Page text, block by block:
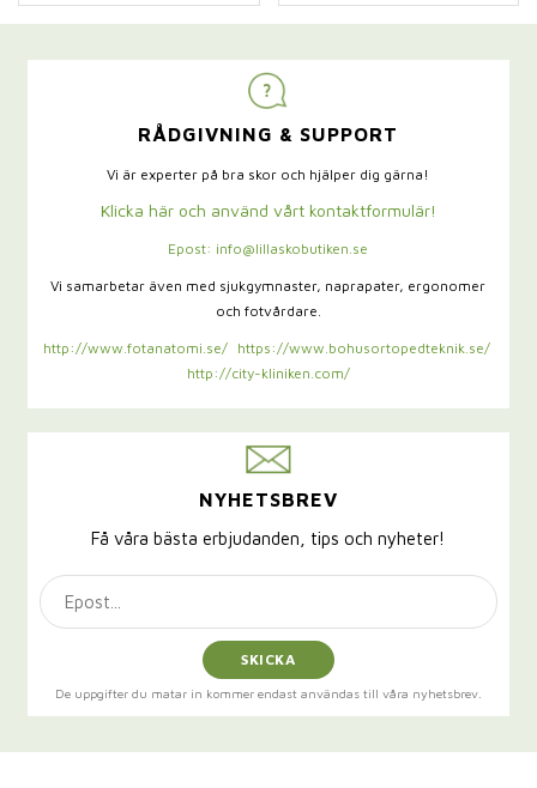
RÅDGIVNING & SUPPORT
Vi är experter på bra skor och hjälper dig gärna!
Klicka här och använd vårt kontaktformulär!
Epost: info@lillaskobutiken.se
Vi samarbetar även med sjukgymnaster, naprapater, ergonomer
och fotvårdare.
http://www.fotanatomi.se/
https://www.bohusortopedteknik.se/
http://city-kliniken.com/
NYHETSBREV
Få våra bästa erbjudanden, tips och nyheter!
SKICKA
De uppgifter du matar in kommer endast användas till våra nyhetsbrev.